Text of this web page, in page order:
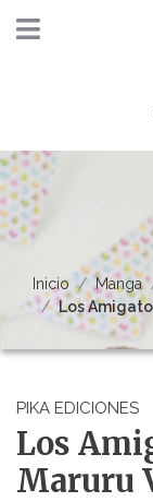
Inicio Manga
Los
PIKA EDICIONES
Los
Maruru